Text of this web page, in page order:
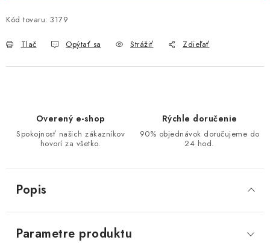
Kód tovaru: 3179
Tlač Opýtať sa Strážiť Zdieľať
Overený e-shop
Spokojnosť našich zákazníkov
hovorí za všetko.
Rýchle doručenie
90% objednávok doručujeme do
24 hod.
Popis
Parametre produktu